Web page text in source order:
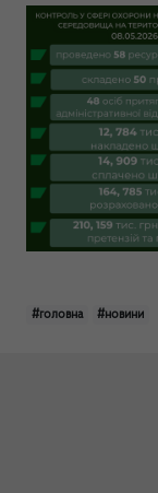
#головна #новини